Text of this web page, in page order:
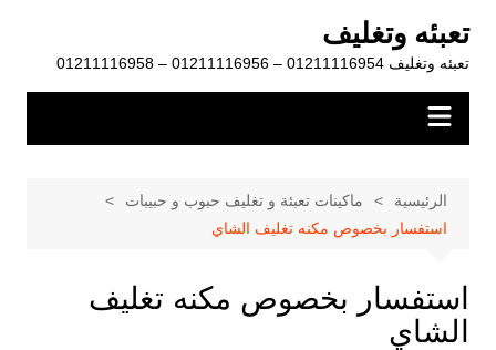
المحتوى
تعبئه وتغليف
تعبئه وتغليف 01211116954 – 01211116956 – 01211116958
الرئيسية
ماكينات تعبئة و تغليف حبوب و حبيبات
استفسار بخصوص مكنه تغليف الشاي
استفسار بخصوص مكنه تغليف
الشاي